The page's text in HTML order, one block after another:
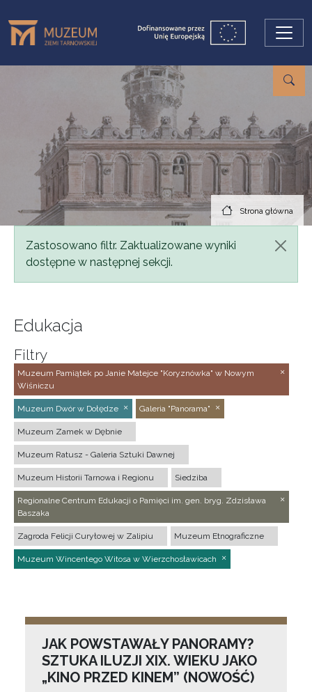
Strona główna
Komunikat
Zastosowano filtr. Zaktualizowane wyniki
dostępne w następnej sekcji.
Edukacja
Filtry
Muzeum Pamiątek po Janie Matejce "Koryznówka" w Nowym
Wiśniczu
Muzeum Dwór w Dołędze Galeria "Panorama"
Muzeum Zamek w Dębnie
Muzeum Ratusz - Galeria Sztuki Dawnej
Muzeum Historii Tarnowa i Regionu Siedziba
Regionalne Centrum Edukacji o Pamięci im. gen. bryg. Zdzisława
Baszaka
Zagroda Felicji Curyłowej w Zalipiu Muzeum Etnograficzne
Muzeum Wincentego Witosa w Wierzchosławicach
JAK POWSTAWAŁY PANORAMY?
SZTUKA ILUZJI XIX. WIEKU JAKO
„KINO PRZED KINEM” (NOWOŚĆ)